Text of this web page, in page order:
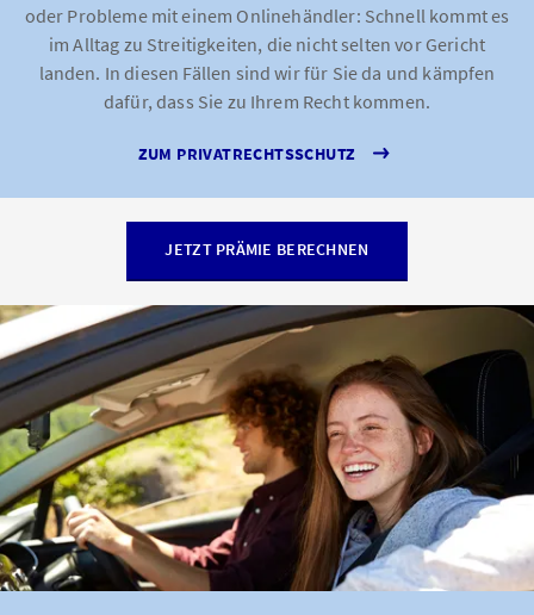
oder Probleme mit einem Onlinehändler: Schnell kommt es
im Alltag zu Streitigkeiten, die nicht selten vor Gericht
landen. In diesen Fällen sind wir für Sie da und kämpfen
dafür, dass Sie zu Ihrem Recht kommen.
ZUM PRIVATRECHTSSCHUTZ
JETZT PRÄMIE BERECHNEN